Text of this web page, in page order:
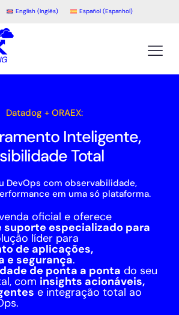
English (Inglês) Español (Espanhol)
Datadog + ORAEX:
Inteligente,
Total
DevOps com observabilidade,
em uma só plataforma.
oficial e oferece
suporte especializado para
líder para
de aplicações,
e segurança.
de ponta a ponta do seu
com insights acionáveis,
e integração total ao